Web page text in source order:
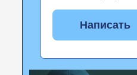
Написать